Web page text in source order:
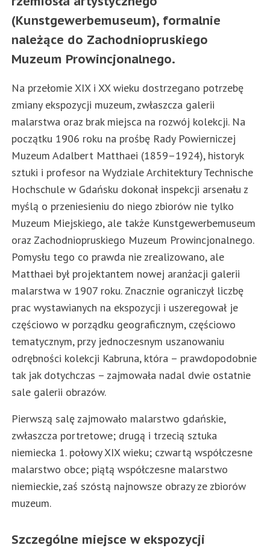
(Kunstgewerbemuseum), formalnie
należące do Zachodniopruskiego
Muzeum Prowincjonalnego.
Na przełomie XIX i XX wieku dostrzegano potrzebę
zmiany ekspozycji muzeum, zwłaszcza galerii
malarstwa oraz brak miejsca na rozwój kolekcji. Na
początku 1906 roku na prośbę Rady Powierniczej
Muzeum Adalbert Matthaei (1859–1924), historyk
sztuki i profesor na Wydziale Architektury Technische
Hochschule w Gdańsku dokonał inspekcji arsenału z
myślą o przeniesieniu do niego zbiorów nie tylko
Muzeum Miejskiego, ale także Kunstgewerbemuseum
oraz Zachodniopruskiego Muzeum Prowincjonalnego.
Pomysłu tego co prawda nie zrealizowano, ale
Matthaei był projektantem nowej aranżacji galerii
malarstwa w 1907 roku. Znacznie ograniczył liczbę
prac wystawianych na ekspozycji i uszeregował je
częściowo w porządku geograficznym, częściowo
tematycznym, przy jednoczesnym uszanowaniu
odrębności kolekcji Kabruna, która – prawdopodobnie
tak jak dotychczas – zajmowała nadal dwie ostatnie
sale galerii obrazów.
Pierwszą salę zajmowało malarstwo gdańskie,
zwłaszcza portretowe; drugą i trzecią sztuka
niemiecka 1. połowy XIX wieku; czwartą współczesne
malarstwo obce; piątą współczesne malarstwo
niemieckie, zaś szóstą najnowsze obrazy ze zbiorów
muzeum.
Szczególne miejsce w ekspozycji